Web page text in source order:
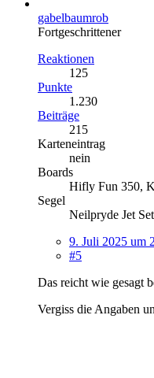
gabelbaumrob
Fortgeschrittener
Reaktionen
125
Punkte
1.230
Beiträge
215
Karteneintrag
nein
Boards
Hifly Fun 350,
Segel
Neilpryde Jet
9. Juli 2025 um
#5
Das reicht wie gesagt
Vergiss die Angaben